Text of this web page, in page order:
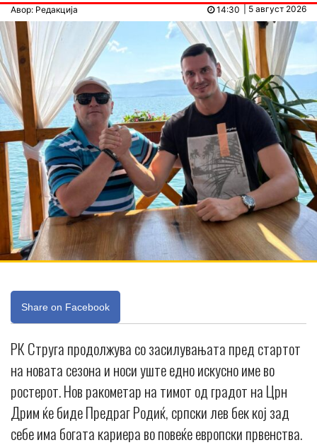
Авор: Редакција | 5 август 2026
14:30
Share on Facebook
РК Струга продолжува со засилувањата пред стартот
на новата сезона и носи уште едно искусно име во
ростерот. Нов ракометар на тимот од градот на Црн
Дрим ќе биде Предраг Родиќ, српски лев бек кој зад
себе има богата кариера во повеќе европски првенства.